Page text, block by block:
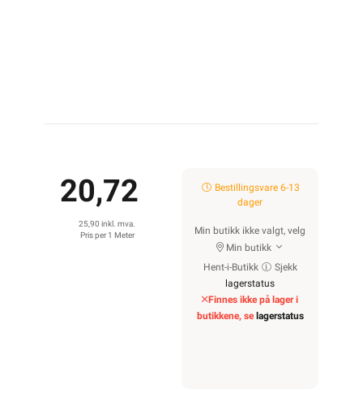
20,72
25,90 inkl. mva.
Pris per 1 Meter
Bestillingsvare 6-13
dager
Min butikk ikke valgt, velg
Min butikk
Hent-i-Butikk
Sjekk
lagerstatus
Finnes ikke på lager i
butikkene, se lagerstatus